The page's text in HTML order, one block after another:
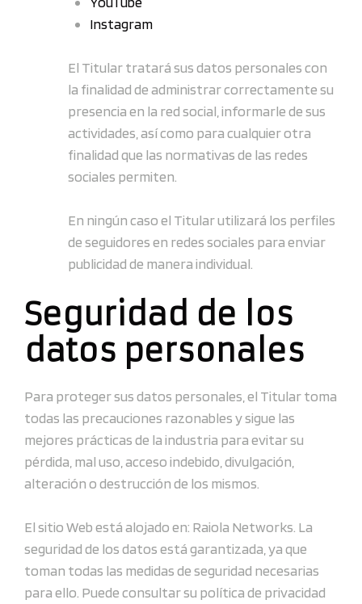
Instagram
El Titular tratará sus datos personales con
la finalidad de administrar correctamente su
presencia en la red social, informarle de sus
actividades, así como para cualquier otra
finalidad que las normativas de las redes
sociales permiten.
En ningún caso el Titular utilizará los perfiles
de seguidores en redes sociales para enviar
publicidad de manera individual.
Seguridad de los
datos personales
Para proteger sus datos personales, el Titular toma
todas las precauciones razonables y sigue las
mejores prácticas de la industria para evitar su
pérdida, mal uso, acceso indebido, divulgación,
alteración o destrucción de los mismos.
El sitio Web está alojado en: Raiola Networks. La
seguridad de los datos está garantizada, ya que
toman todas las medidas de seguridad necesarias
para ello. Puede consultar su política de privacidad